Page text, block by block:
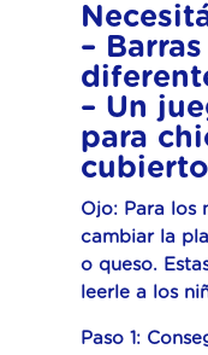
–
– Un
para
Ojo: Para los
cambiar la
o queso.
leerle a los
Paso 1: